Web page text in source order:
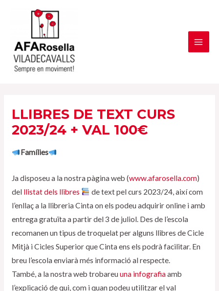
LLIBRES DE TEXT CURS
2023/24 + VAL 100€
Famílies
Ja disposeu a la nostra pàgina web (www.afarosella.com)
del llistat dels llibres
de text pel curs 2023/24, així com
l’enllaç a la llibreria Cinta on els podeu adquirir online i amb
entrega gratuïta a partir del 3 de juliol. Des de l’escola
recomanen un tipus de troquelat per alguns llibres de Cicle
Mitjà i Cicles Superior que Cinta ens els podrà facilitar. En
breu l’escola enviarà més informació al respecte.
També, a la nostra web trobareu una infografiaamb
l’explicació de qui, com i quan podeu utilitzar el val